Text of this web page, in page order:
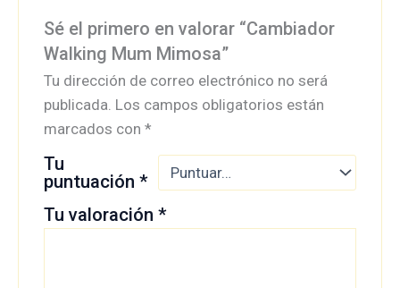
Sé el primero en valorar “Cambiador
Walking Mum Mimosa”
Tu dirección de correo electrónico no será
publicada. Los campos obligatorios están
marcados con*
Tu
puntuación*
Tu valoración*